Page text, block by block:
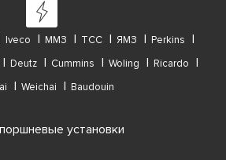
Iveco ММЗ ТСС ЯМЗ
Perkins
Deutz Cummins Woling
Ricardo
Weichai Baudouin
установки